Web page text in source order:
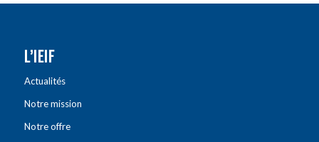
L’IEIF
Actualités
Notre mission
Notre offre